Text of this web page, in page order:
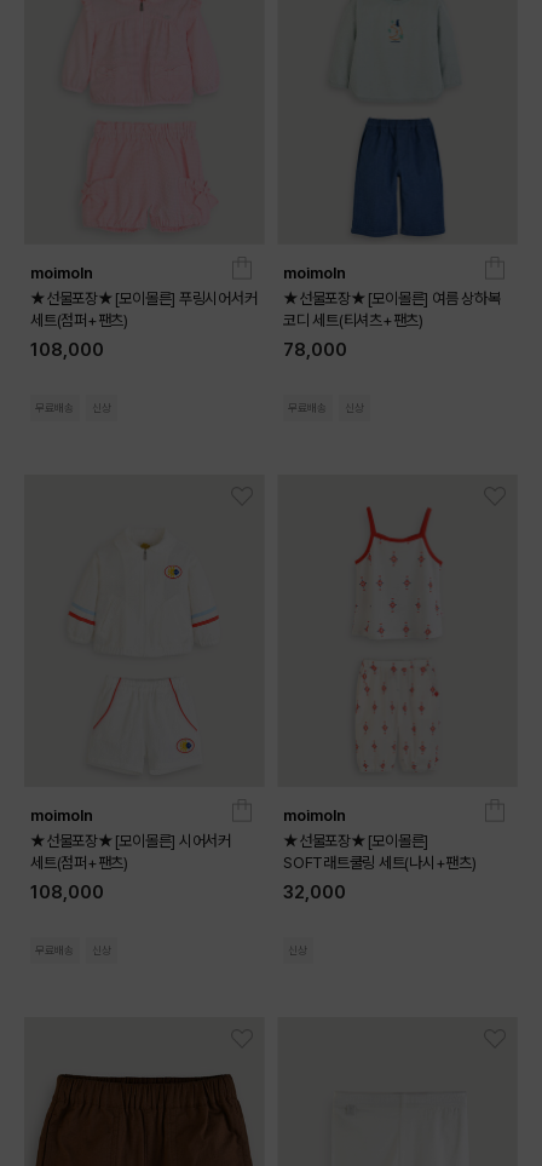
moimoln
★선물포장★[모이몰른] 푸링시어서커
세트(점퍼+팬츠)
108,000
무료배송 신상
moimoln
★선물포장★[모이몰른] 여름 상하복
코디 세트(티셔츠+팬츠)
78,000
무료배송 신상
moimoln
★선물포장★[모이몰른] 시어서커
세트(점퍼+팬츠)
108,000
무료배송 신상
moimoln
★선물포장★[모이몰른]
SOFT래트쿨링 세트(나시+팬츠)
32,000
신상